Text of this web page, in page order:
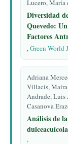
Lucero, María
Diversidad
Quevedo:
Factores
,Green World
Adriana
Villacís,
Andrade, Luis
Casanova
Análisis de
,